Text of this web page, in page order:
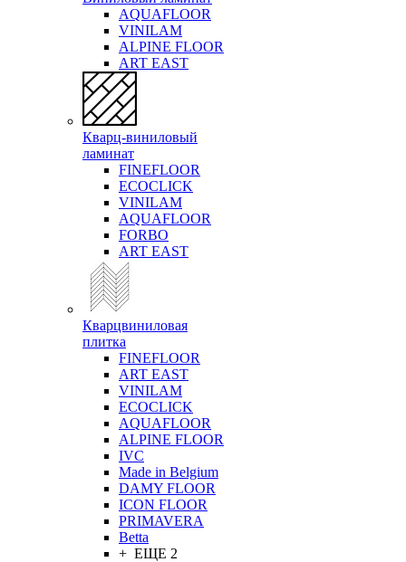
AQUAFLOOR
VINILAM
ALPINE FLOOR
ART EAST
Кварц-виниловый
ламинат
FINEFLOOR
ECOCLICK
VINILAM
AQUAFLOOR
FORBO
ART EAST
Кварцвиниловая
плитка
FINEFLOOR
ART EAST
VINILAM
ECOCLICK
AQUAFLOOR
ALPINE FLOOR
IVC
Made in Belgium
DAMY FLOOR
ICON FLOOR
PRIMAVERA
Betta
+ ЕЩЕ 2